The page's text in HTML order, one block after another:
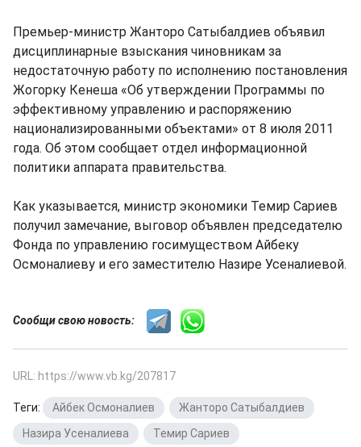
Премьер-министр Жанторо Сатыбалдиев объявил
дисциплинарные взыскания чиновникам за
недостаточную работу по исполнению постановления
Жогорку Кенеша «Об утверждении Программы по
эффективному управлению и распоряжению
национализированными объектами» от 8 июля 2011
года. Об этом сообщает отдел информационной
политики аппарата правительства.
Как указывается, министр экономики Темир Сариев
получил замечание, выговор объявлен председателю
Фонда по управлению госимуществом Айбеку
Осмоналиеву и его заместителю Назире Усеналиевой.
Сообщи свою новость:
URL: https://www.vb.kg/207817
Теги: Айбек Осмоналиев Жанторо Сатыбалдиев
Назира Усеналиева
Темир Сариев